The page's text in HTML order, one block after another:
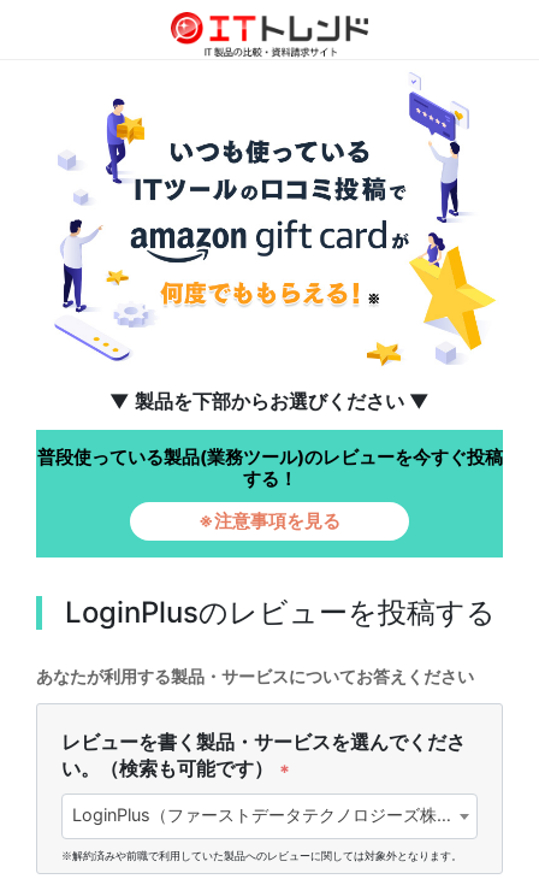
▼ 製品を下部からお選びください ▼
普段使っている製品(業務ツール)のレビューを今すぐ投稿
する！
※注意事項を見る
LoginPlusのレビューを投稿する
あなたが利用する製品・サービスについてお答えください
レビューを書く製品・サービスを選んでくださ
い。（検索も可能です）
*
LoginPlus（ファーストデータテクノロジーズ株式会社)
※解約済みや前職で利用していた製品へのレビューに関しては対象外となります。